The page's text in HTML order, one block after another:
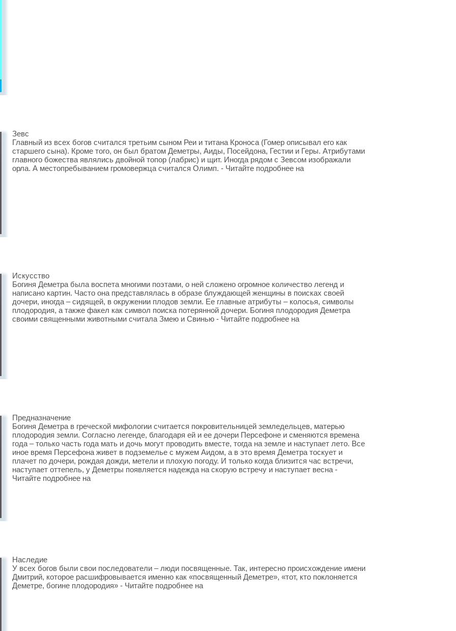
Зевс
Главный из всех богов считался третьим сыном Реи и титана Кроноса (Гомер описывал его как
старшего сына). Кроме того, он был братом Деметры, Аиды, Посейдона, Гестии и Геры. Атрибутами
главного божества являлись двойной топор (лабрис) и щит. Иногда рядом с Зевсом изображали
орла. А местопребыванием громовержца считался Олимп. - Читайте подробнее на
Искусство
Богиня Деметра была воспета многими поэтами, о ней сложено огромное количество легенд и
написано картин. Часто она представлялась в образе блуждающей женщины в поисках своей
дочери, иногда – сидящей, в окружении плодов земли. Ее главные атрибуты – колосья, символы
плодородия, а также факел как символ поиска потерянной дочери. Богиня плодородия Деметра
своими священными животными считала Змею и Свинью - Читайте подробнее на
Предназначение
Богиня Деметра в греческой мифологии считается покровительницей земледельцев, матерью
плодородия земли. Согласно легенде, благодаря ей и ее дочери Персефоне и сменяются времена
года – только часть года мать и дочь могут проводить вместе, тогда на земле и наступает лето. Все
иное время Персефона живет в подземелье с мужем Аидом, а в это время Деметра тоскует и
плачет по дочери, рождая дожди, метели и плохую погоду. И только когда близится час встречи,
наступает оттепель, у Деметры появляется надежда на скорую встречу и наступает весна -
Читайте подробнее на
Наследие
У всех богов были свои последователи – люди посвященные. Так, интересно происхождение имени
Дмитрий, которое расшифровывается именно как «посвященный Деметре», «тот, кто поклоняется
Деметре, богине плодородия» - Читайте подробнее на